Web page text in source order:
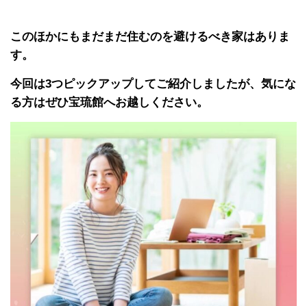
このほかにもまだまだ住むのを避けるべき家はありま
す。
今回は3つピックアップしてご紹介しましたが、気にな
る方はぜひ宝琉館へお越しください。